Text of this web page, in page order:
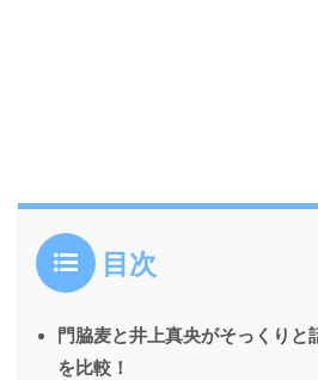
目次
門脇麦と井上真央がそっくりと
を比較！